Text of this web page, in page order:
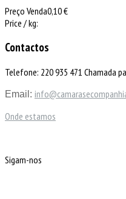
Preço Venda0,10 €
Price / kg:
Contactos
Telefone: 220 935 471 Chamada
Email:
Onde estamos
Sigam-nos